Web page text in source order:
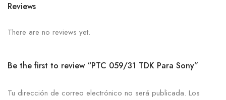
Reviews
There are no reviews yet.
Be the first to review “PTC 059/31 TDK Para Sony”
Tu dirección de correo electrónico no será publicada. Los